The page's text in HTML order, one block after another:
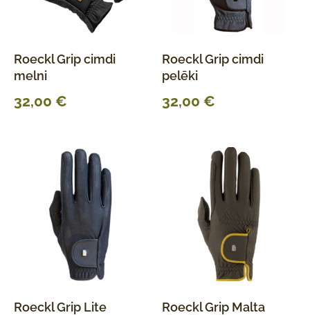
Roeckl Grip cimdi
melni
32,00 €
Roeckl Grip cimdi
pelēki
32,00 €
Roeckl Grip Lite
Roeckl Grip Malta